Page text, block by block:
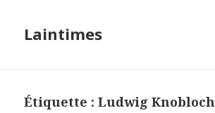
Laintimes
Étiquette :Ludwig Knobloch